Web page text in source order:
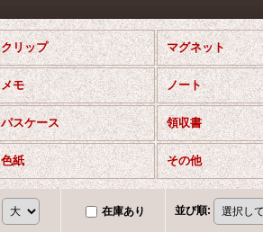
クリップ マグネット
メモ ノート
パスケース 領収書
色紙 その他
在庫あり 並び順: